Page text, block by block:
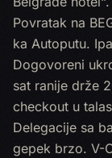
Povratak na
ka Autoputu.
Dogovoreni
sat ranije drže
checkout u
Delegacije sa
gepek brzo. V-